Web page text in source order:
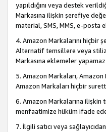
yapıldığını veya destek
Markasına ilişkin şerefiye
material, SMS, MMS, e-posta
4. Amazon Markalarını hiçbir
Alternatif temsillere veya
Markasına eklemeler
5. Amazon Markaları,
Amazon Markaları hiçbir
6. Amazon Markalarına ilişkin
menfaatimize hüküm ifade
7. İlgili satıcı veya